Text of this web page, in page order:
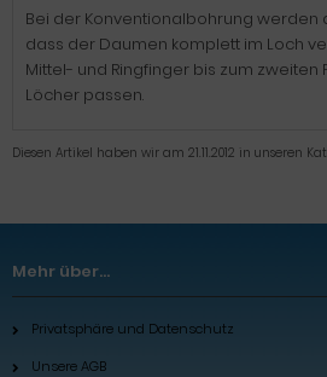
Bei der Konventionalbohrung werden
dass der Daumen komplett im Loch
Mittel- und Ringfinger bis zum zweiten
Löcher passen.
Diesen Artikel haben wir am 21.11.2012 in unseren
Mehr über...
Privatsphäre und Datenschutz
Unsere AGB